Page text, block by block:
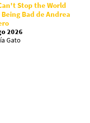
Stop the World
Bad de Andrea
2026
Gato